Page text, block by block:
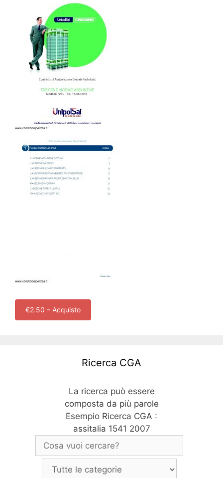
€2.50 – Acquisto
Ricerca CGA
La ricerca può essere
composta da più parole
Esempio Ricerca CGA :
assitalia 1541 2007